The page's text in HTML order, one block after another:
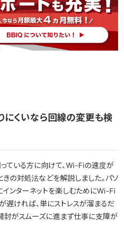
にくいなら回線の変更も検
ている方に向けて、Wi-Fiの速度が
きの対処法などを解説しました。パソ
インターネットを楽しむためにWi-Fi
遅ければ、単にストレスが溜まるだ
封がスムーズに進まず仕事に支障が